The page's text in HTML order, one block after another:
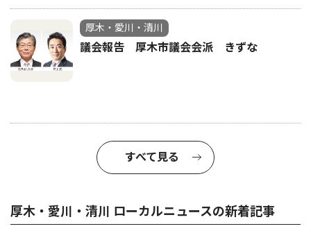
厚木・愛川・清川
議会報告 厚木市議会会派 きずな
すべて見る
厚木・愛川・清川 ローカルニュースの新着記事